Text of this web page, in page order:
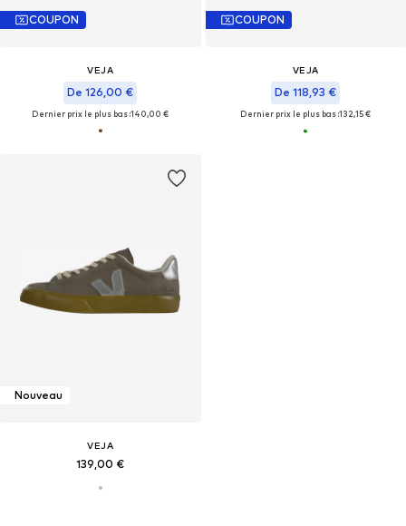
COUPON
VEJA
De 126,00 €
Dernier prix le plus bas :140,00 €
COUPON
VEJA
De 118,93 €
Dernier prix le plus bas :132,15 €
Nouveau
VEJA
139,00 €